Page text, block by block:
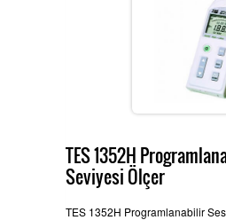
MULTİTECH
TES ve PROVA Ölçü
Hizmetlerimiz
İletişim
TES 1352H
Seviyesi Ölçer
TES 1352H Programlanabilir